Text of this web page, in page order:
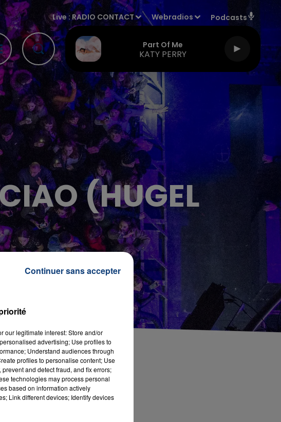
Live :RADIO CONTACT Webradios Podcasts
Part Of Me
KATY PERRY
(HUGEL
Si vous
our legitimate interest: Store and/or
advertising; Use profiles to
Understand audiences through
profiles to personalise content; Use
and detect fraud, and fix errors;
technologies may process personal
based on information actively
Link different devices; Identify devices
Continuer sans accepter